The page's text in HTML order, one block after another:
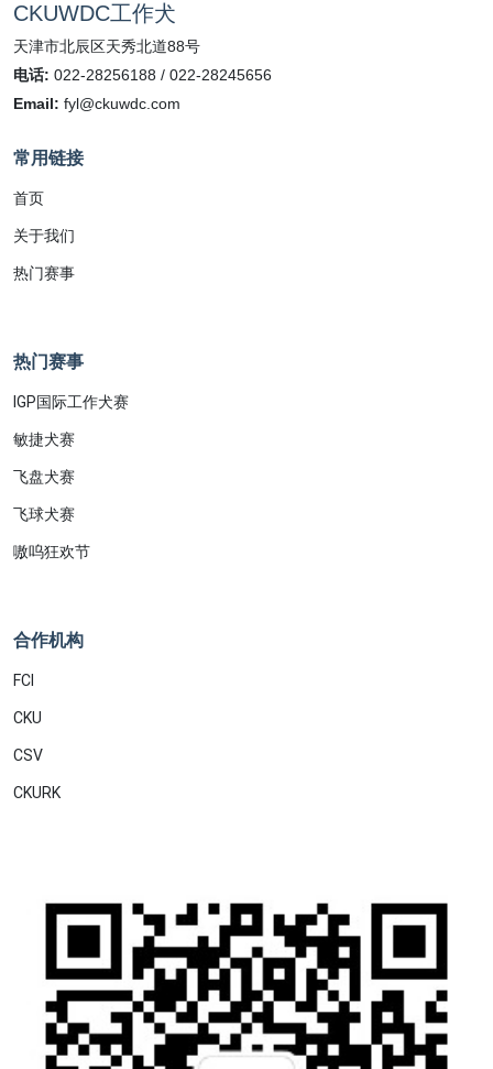
CKUWDC工作犬
天津市北辰区天秀北道88号
电话: 022-28256188 / 022-28245656
Email: fyl@ckuwdc.com
常用链接
首页
关于我们
热门赛事
热门赛事
IGP国际工作犬赛
敏捷犬赛
飞盘犬赛
飞球犬赛
嗷呜狂欢节
合作机构
FCI
CKU
CSV
CKURK